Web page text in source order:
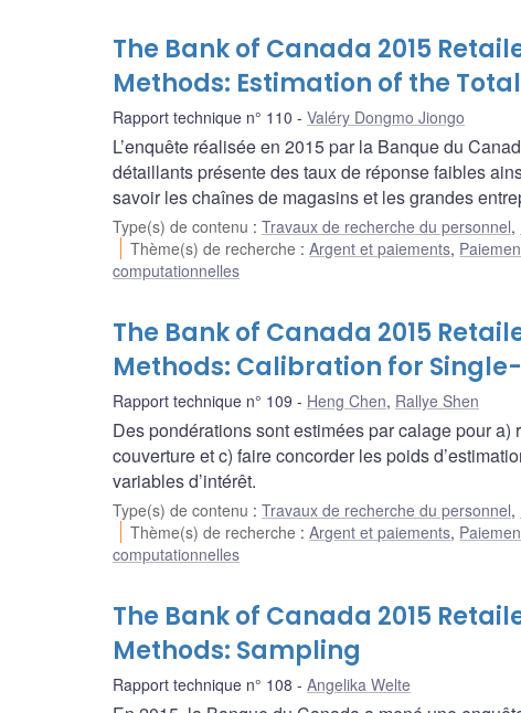
The Bank of Canada 2015
Methods: Estimation of the
Rapport technique n° 110 Valéry Dongmo Jiongo
L’enquête réalisée en 2015 par la Banque du
détaillants présente des taux de réponse faibles
savoir les chaînes de magasins et les grandes
Type(s) de contenu : Travaux de recherche du personnel,
Thème(s) de recherche :Argent et paiements,
computationnelles
The Bank of Canada 2015
Methods: Calibration for
Rapport technique n° 109 Heng Chen, Rallye Shen
Des pondérations sont estimées par calage pour
couverture et c) faire concorder les poids
variables d’intérêt.
Type(s) de contenu : Travaux de recherche du personnel,
Thème(s) de recherche :Argent et paiements,
computationnelles
The Bank of Canada 2015
Methods: Sampling
Rapport technique n° 108 Angelika Welte